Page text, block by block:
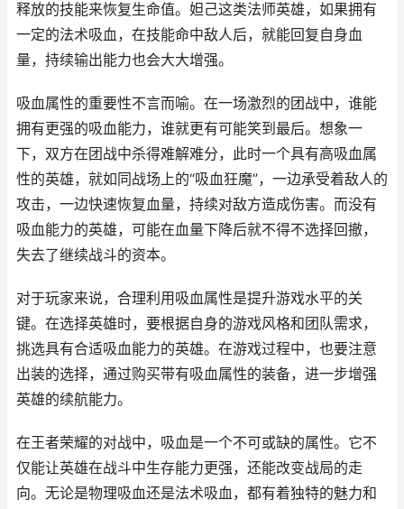
释放的技能来恢复生命值。妲己这类法师英雄，如果拥有
一定的法术吸血，在技能命中敌人后，就能回复自身血
量，持续输出能力也会大大增强。
吸血属性的重要性不言而喻。在一场激烈的团战中，谁能
拥有更强的吸血能力，谁就更有可能笑到最后。想象一
下，双方在团战中杀得难解难分，此时一个具有高吸血属
性的英雄，就如同战场上的“吸血狂魔”，一边承受着敌人的
攻击，一边快速恢复血量，持续对敌方造成伤害。而没有
吸血能力的英雄，可能在血量下降后就不得不选择回撤，
失去了继续战斗的资本。
对于玩家来说，合理利用吸血属性是提升游戏水平的关
键。在选择英雄时，要根据自身的游戏风格和团队需求，
挑选具有合适吸血能力的英雄。在游戏过程中，也要注意
出装的选择，通过购买带有吸血属性的装备，进一步增强
英雄的续航能力。
在王者荣耀的对战中，吸血是一个不可或缺的属性。它不
仅能让英雄在战斗中生存能力更强，还能改变战局的走
向。无论是物理吸血还是法术吸血，都有着独特的魅力和